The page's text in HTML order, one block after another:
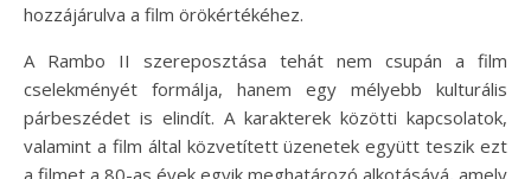
hozzájárulva a film örökértékéhez.
A Rambo II szereposztása tehát nem csupán a film
cselekményét formálja, hanem egy mélyebb kulturális
párbeszédet is elindít. A karakterek közötti kapcsolatok,
valamint a film által közvetített üzenetek együtt teszik ezt